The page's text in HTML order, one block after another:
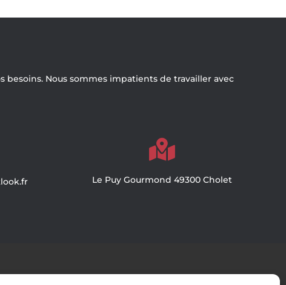
Nous sommes impatients de travailler avec

Le Puy Gourmond 49300 Cholet